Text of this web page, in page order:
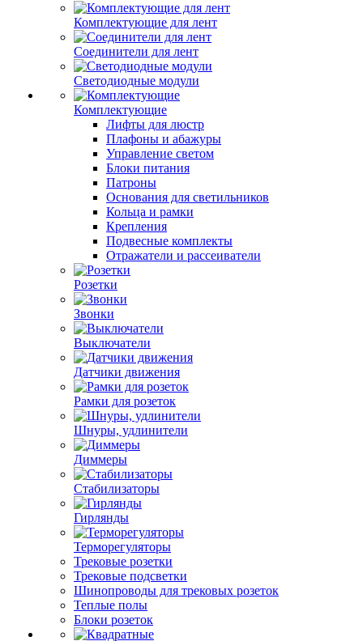
Комплектующие для лент
Соединители для лент
Светодиодные модули
Комплектующие
Лифты для люстр
Плафоны и абажуры
Управление светом
Блоки питания
Патроны
Основания для светильников
Кольца и рамки
Крепления
Подвесные комплекты
Отражатели и рассеиватели
Розетки
Звонки
Выключатели
Датчики движения
Рамки для розеток
Шнуры, удлинители
Диммеры
Стабилизаторы
Гирлянды
Терморегуляторы
Трековые розетки
Трековые подсветки
Шинопроводы для трековых розеток
Теплые полы
Блоки розеток